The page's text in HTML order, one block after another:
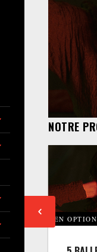
NOTRE
EN